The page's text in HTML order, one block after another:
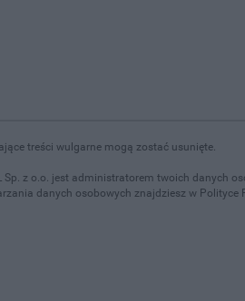
treści wulgarne mogą zostać usunięte.
Sp. z o.o. jest administratorem twoich danych
danych osobowych znajdziesz w Polityce